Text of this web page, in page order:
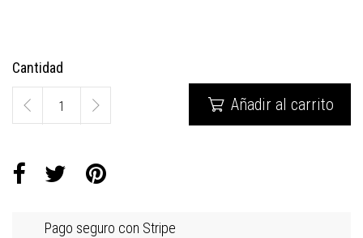
Cantidad
 Añadir al carrito
Pago seguro con Stripe